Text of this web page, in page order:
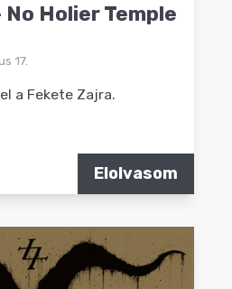
Holier Temple
17.
a Fekete Zajra.
Elolvasom